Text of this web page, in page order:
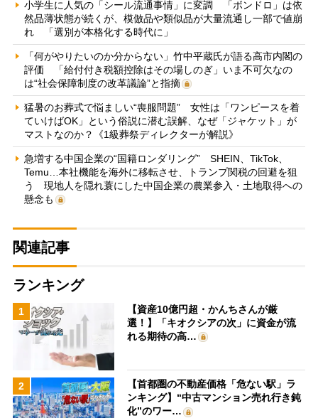
小学生に人気の「シール流通事情」に変調 「ボンドロ」は依
然品薄状態が続くが、模倣品や類似品が大量流通し一部で値崩
れ 「選別が本格化する時代に」
「何がやりたいのか分からない」竹中平蔵氏が語る高市内閣の
評価 「給付付き税額控除はその場しのぎ」いま不可欠なの
は“社会保障制度の改革議論”と指摘
猛暑のお葬式で悩ましい“喪服問題” 女性は「ワンピースを着
ていけばOK」という俗説に潜む誤解、なぜ「ジャケット」が
マストなのか？《1級葬祭ディレクターが解説》
急増する中国企業の“国籍ロンダリング” SHEIN、TikTok、
Temu…本社機能を海外に移転させ、トランプ関税の回避を狙
う 現地人を隠れ蓑にした中国企業の農業参入・土地取得への
懸念も
関連記事
ランキング
1
【資産10億円超・かんちさんが厳
選！】「キオクシアの次」に資金が流
れる期待の高…
2
【首都圏の不動産価格「危ない駅」ラ
ンキング】“中古マンション売れ行き鈍
化”のワー…